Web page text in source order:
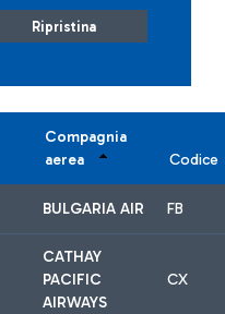
Ripristina
Compagnia
aerea
Codice
BULGARIA AIR FB
CATHAY
PACIFIC
AIRWAYS
CX